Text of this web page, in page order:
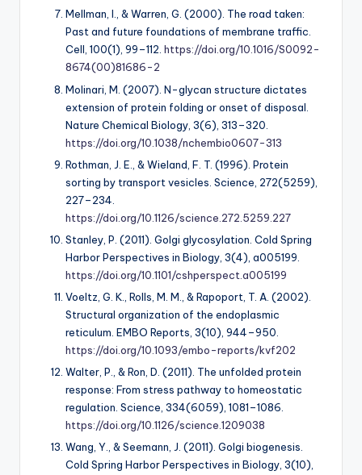
Mellman, I., & Warren, G. (2000). The road taken:
Past and future foundations of membrane traffic.
Cell, 100(1), 99–112. https://doi.org/10.1016/S0092-
8674(00)81686-2
Molinari, M. (2007). N-glycan structure dictates
extension of protein folding or onset of disposal.
Nature Chemical Biology, 3(6), 313–320.
https://doi.org/10.1038/nchembio0607-313
Rothman, J. E., & Wieland, F. T. (1996). Protein
sorting by transport vesicles. Science, 272(5259),
227–234.
https://doi.org/10.1126/science.272.5259.227
Stanley, P. (2011). Golgi glycosylation. Cold Spring
Harbor Perspectives in Biology, 3(4), a005199.
https://doi.org/10.1101/cshperspect.a005199
Voeltz, G. K., Rolls, M. M., & Rapoport, T. A. (2002).
Structural organization of the endoplasmic
reticulum. EMBO Reports, 3(10), 944–950.
https://doi.org/10.1093/embo-reports/kvf202
Walter, P., & Ron, D. (2011). The unfolded protein
response: From stress pathway to homeostatic
regulation. Science, 334(6059), 1081–1086.
https://doi.org/10.1126/science.1209038
Wang, Y., & Seemann, J. (2011). Golgi biogenesis.
Cold Spring Harbor Perspectives in Biology, 3(10),